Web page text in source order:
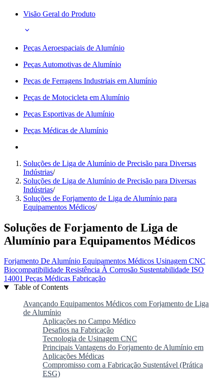
Visão Geral do Produto
Peças Aeroespaciais de Alumínio
Peças Automotivas de Alumínio
Peças de Ferragens Industriais em Alumínio
Peças de Motocicleta em Alumínio
Peças Esportivas de Alumínio
Peças Médicas de Alumínio
Soluções de Liga de Alumínio de Precisão para Diversas
Indústrias/
Soluções de Liga de Alumínio de Precisão para Diversas
Indústrias/
Soluções de Forjamento de Liga de Alumínio para
Equipamentos Médicos/
Soluções de Forjamento de Liga de
Alumínio para Equipamentos Médicos
Forjamento De Alumínio Equipamentos Médicos Usinagem CNC
Biocompatibilidade Resistência À Corrosão Sustentabilidade ISO
14001 Peças Médicas Fabricação
Table of Contents
Avançando Equipamentos Médicos com Forjamento de Liga
de Alumínio
Aplicações no Campo Médico
Desafios na Fabricação
Tecnologia de Usinagem CNC
Principais Vantagens do Forjamento de Alumínio em
Aplicações Médicas
Compromisso com a Fabricação Sustentável (Prática
ESG)